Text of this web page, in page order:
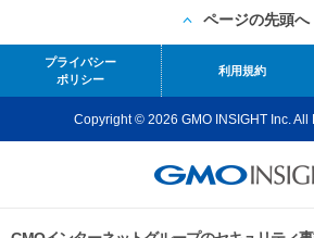
ページの先頭へ
プライバシー
ポリシー
利用規約
Copyright © 2026 GMO INSIGHT Inc. All